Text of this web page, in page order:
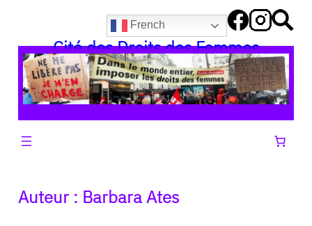
contenu
French
Cité des Droits des Femmes
Auteur : Barbara Ates